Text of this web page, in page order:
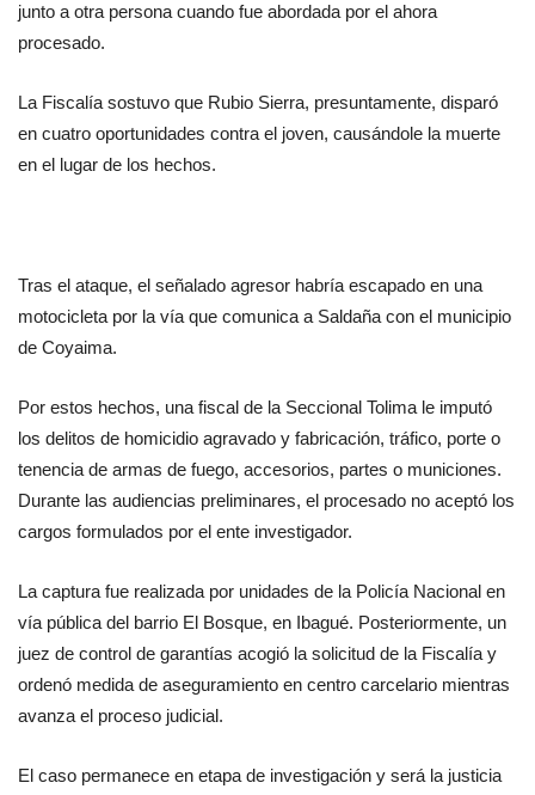
junto a otra persona cuando fue abordada por el ahora
procesado.
La Fiscalía sostuvo que Rubio Sierra, presuntamente, disparó
en cuatro oportunidades contra el joven, causándole la muerte
en el lugar de los hechos.
Tras el ataque, el señalado agresor habría escapado en una
motocicleta por la vía que comunica a Saldaña con el municipio
de Coyaima.
Por estos hechos, una fiscal de la Seccional Tolima le imputó
los delitos de homicidio agravado y fabricación, tráfico, porte o
tenencia de armas de fuego, accesorios, partes o municiones.
Durante las audiencias preliminares, el procesado no aceptó los
cargos formulados por el ente investigador.
La captura fue realizada por unidades de la Policía Nacional en
vía pública del barrio El Bosque, en Ibagué. Posteriormente, un
juez de control de garantías acogió la solicitud de la Fiscalía y
ordenó medida de aseguramiento en centro carcelario mientras
avanza el proceso judicial.
El caso permanece en etapa de investigación y será la justicia